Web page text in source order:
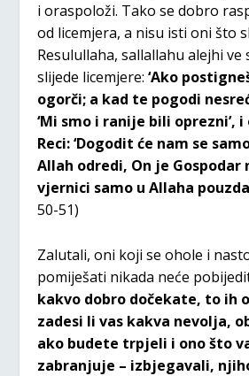
i oraspoloži. Tako se dobro
od licemjera, a nisu isti oni što
Resulullaha, sallallahu alejhi ve
slijede licemjere:‘Ako
ogorči; a kad te pogodi
‘Mi smo i ranije bili oprezni’,
Reci: ‘Dogodit će nam se
Allah odredi, On je Gospodar
vjernici samo u Allaha
50-51)
Zalutali, oni koji se ohole i
pomiješati nikada neće
kakvo dobro dočekate, to ih
zadesi li vas kakva nevolja,
ako budete trpjeli i ono što
zabranjuje – izbjegavali,